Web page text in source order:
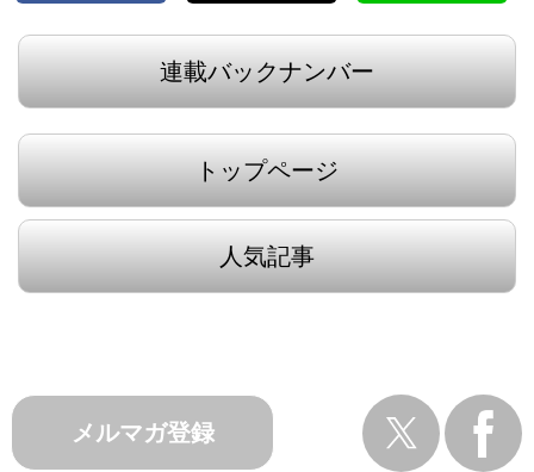
連載バックナンバー
トップページ
人気記事
メルマガ登録